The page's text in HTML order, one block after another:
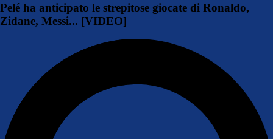
Pelé ha anticipato le strepitose giocate di Ronaldo,
Zidane, Messi... [VIDEO]